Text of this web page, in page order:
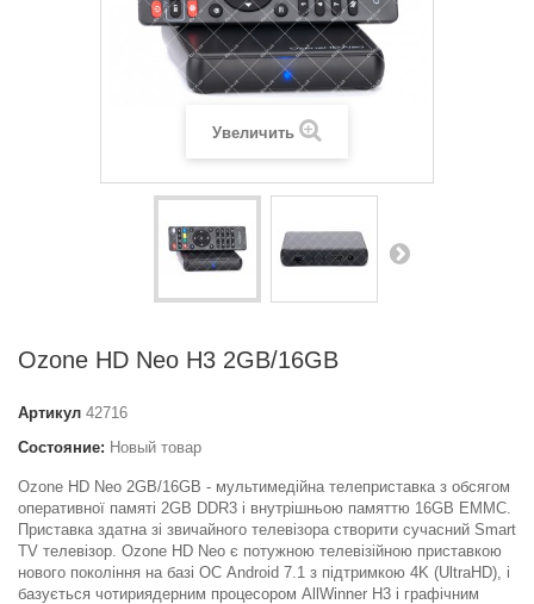
Увеличить
Ozone HD Neo H3 2GB/16GB
Артикул 42716
Состояние: Новый товар
Ozone HD Neo 2GB/16GB - мультимедійна телеприставка з обсягом
оперативної памяті 2GB DDR3 і внутрішньою памяттю 16GB EMMC.
Приставка здатна зі звичайного телевізора створити сучасний Smart
TV телевізор. Ozone HD Neo є потужною телевізійною приставкою
нового покоління на базі ОС Android 7.1 з підтримкою 4K (UltraHD), і
базується чотириядерним процесором AllWinner H3 і графічним